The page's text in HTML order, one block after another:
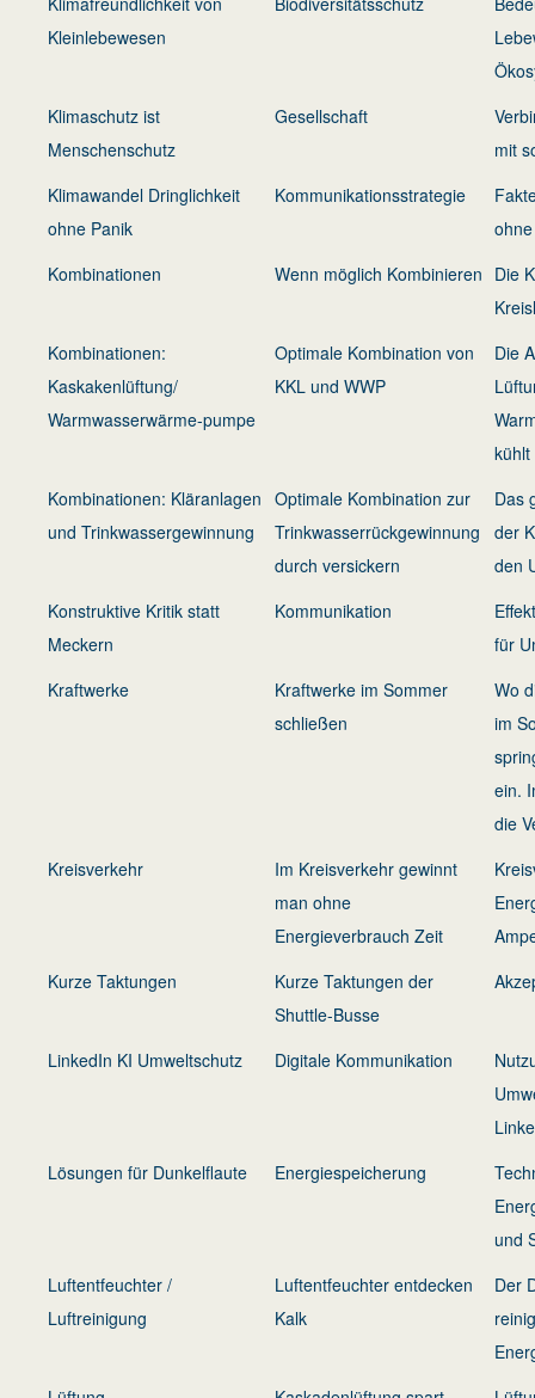
Kleinlebewesen
Klimaschutz ist
Menschenschutz
Gesellschaft
mit
Klimawandel Dringlichkeit
ohne Panik
Kommunikationsstrategie
Kombinationen
Wenn möglich Kombinieren Die
Kombinationen:
Kaskakenlüftung/
Warmwasserwärme-pumpe
Optimale Kombination von
KKL und WWP
Die
kühlt
Kombinationen: Kläranlagen
und Trinkwassergewinnung
Optimale Kombination zur
Trinkwasserrückgewinnung
durch versickern
Das
der
den
Konstruktive Kritik statt
Meckern
Kommunikation
für
Kraftwerke
Kraftwerke im Sommer
schließen
Wo
im
ein.
die
Kreisverkehr
Im Kreisverkehr gewinnt
man ohne
Energieverbrauch Zeit
Kurze Taktungen
Kurze Taktungen der
Shuttle-Busse
LinkedIn KI Umweltschutz Digitale Kommunikation
Lösungen für Dunkelflaute
Energiespeicherung
und
Luftentfeuchter /
Luftreinigung
Luftentfeuchter entdecken
Kalk
Der